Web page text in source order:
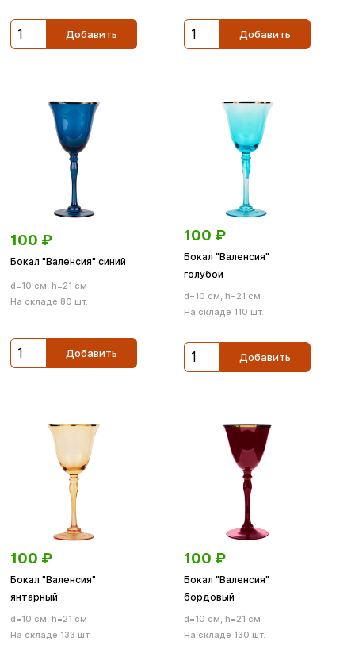
Добавить Добавить
100 ₽
Бокал "Валенсия" синий
d=10 см, h=21 см
На складе 80 шт.
Добавить
100 ₽
Бокал "Валенсия"
голубой
d=10 см, h=21 см
На складе 110 шт.
Добавить
100 ₽
Бокал "Валенсия"
янтарный
d=10 см, h=21 см
На складе 133 шт.
100 ₽
Бокал "Валенсия"
бордовый
d=10 см, h=21 см
На складе 130 шт.